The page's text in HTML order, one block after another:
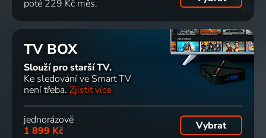
poté 229 Kč měs.
TV BOX
Slouží pro starší TV.
Ke sledování ve Smart TV
není třeba. Zjistit více
jednorázově
1 899 Kč
Vybrat